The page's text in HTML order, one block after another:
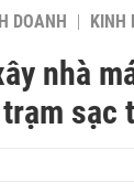
DOANH KINH
nhà
sạc